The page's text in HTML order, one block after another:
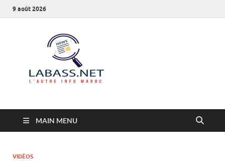
9 août 2026
MAIN MENU
VIDÉOS